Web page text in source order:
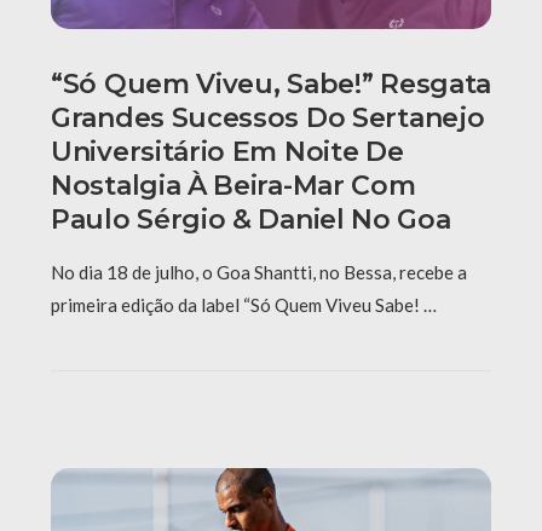
“Só Quem Viveu, Sabe!” Resgata
Grandes Sucessos Do Sertanejo
Universitário Em Noite De
Nostalgia À Beira-Mar Com
Paulo Sérgio & Daniel No Goa
No dia 18 de julho, o Goa Shantti, no Bessa, recebe a
primeira edição da label “Só Quem Viveu Sabe! …